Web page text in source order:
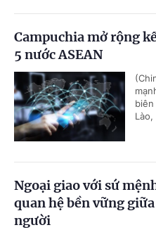
Campuchia mở rộng
5 nước ASEAN
biên
Ngoại giao với sứ
quan hệ bền vững
người